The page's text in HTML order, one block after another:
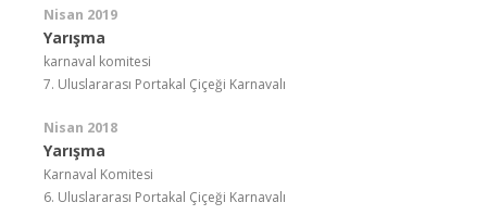
Nisan 2019
Yarışma
karnaval komitesi
7. Uluslararası Portakal Çiçeği Karnavalı
Nisan 2018
Yarışma
Karnaval Komitesi
6. Uluslararası Portakal Çiçeği Karnavalı